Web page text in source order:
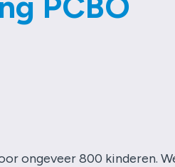
ongeveer 800 kinderen.